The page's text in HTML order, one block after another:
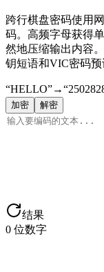
跨行棋盘密码使用
码。高频字母获得
然地压缩输出内容
钥短语和VIC密码预
“HELLO”→
加密 解密
结果
0 位数字